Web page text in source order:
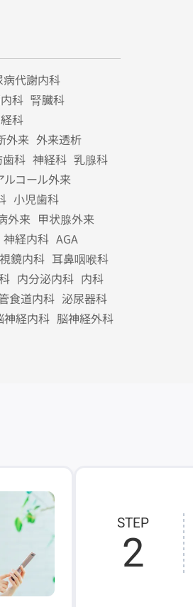
病代謝内科
科 腎臓科
科
外来 外来透析
科 神経科 乳腺科
ルコール外来
小児歯科
外来 甲状腺外来
神経内科 AGA
鏡内科 耳鼻咽喉科
内分泌内科 内科
食道内科 泌尿器科
神経内科 脳神経外科
STEP
2